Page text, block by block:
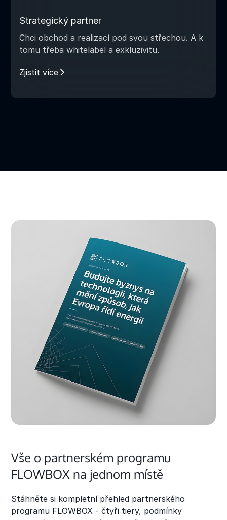
Strategický partner
Chci obchod a realizací pod svou střechou. A k
tomu třeba whitelabel a exkluzivitu.
Zjistit více
Vše o partnerském programu
FLOWBOX na jednom místě
Stáhněte si kompletní přehled partnerského
programu FLOWBOX - čtyři tiery, podmínky